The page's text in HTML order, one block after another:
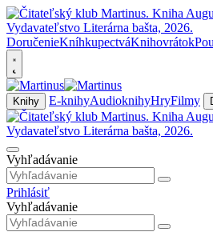
DoručenieKníhkupectváKnihovrátok
Knihy E-knihyAudioknihyHryFilmy
Vyhľadávanie
Prihlásiť
Vyhľadávanie